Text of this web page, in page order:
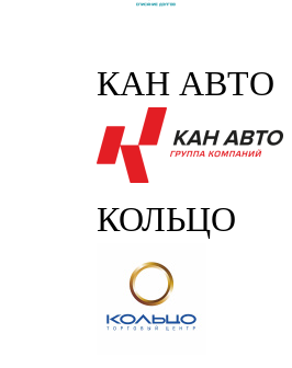
КАН АВТО
КОЛЬЦО